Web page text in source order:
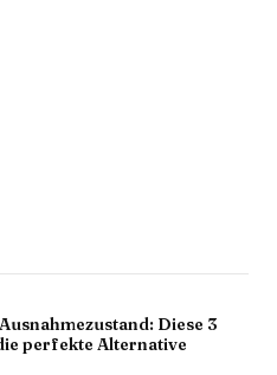
Diese 3
perfekte Alternative